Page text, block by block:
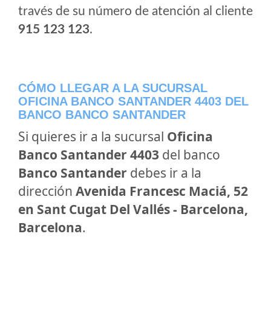
través de su número de atención al cliente
915 123 123.
CÓMO LLEGAR A LA SUCURSAL
OFICINA BANCO SANTANDER 4403 DEL
BANCO BANCO SANTANDER
Si quieres ir a la sucursal Oficina
Banco Santander 4403 del banco
Banco Santander debes ir a la
dirección Avenida Francesc Maciá, 52
en Sant Cugat Del Vallés - Barcelona,
Barcelona.